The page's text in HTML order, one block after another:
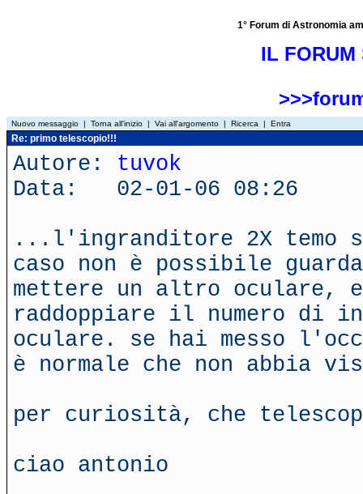
1° Forum di Astronomia
IL FORUM
Nuovo messaggio | Torna all'inizio | Vai all'argomento | Ricerca | Entra
Re: primo telescopio!!!
Autore: tuvok
Data: 02-01-06 08:26
...l'ingranditore 2X
caso non è possibile
mettere un altro oculare,
raddoppiare il numero di
oculare. se hai messo
è normale che non abbia
per curiosità, che
ciao antonio